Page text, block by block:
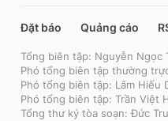
Đặt báo Quảng cáo
Tổng biên tập: Nguyễn Ngọc
Phó tổng biên tập thường
Phó tổng biên tập: Lâm Hiếu
Phó tổng biên tập: Trần Việt
Tổng thư ký tòa soạn: Đức